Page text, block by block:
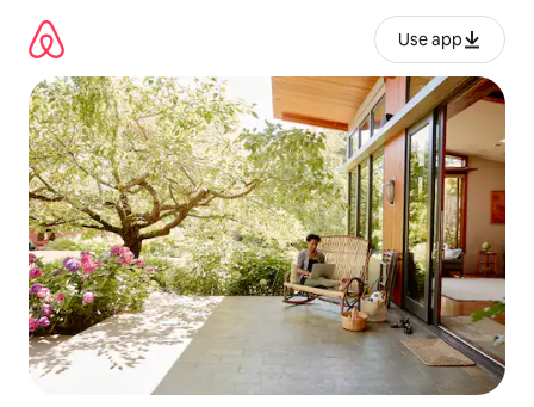
contenido
Use app